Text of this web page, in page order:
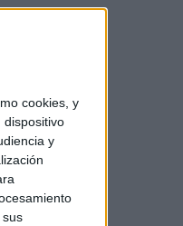
cookies, y
dispositivo
y